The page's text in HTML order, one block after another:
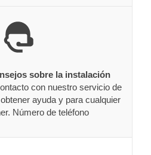
sobre la instalación
con nuestro servicio de
ayuda y para cualquier
Número de teléfono